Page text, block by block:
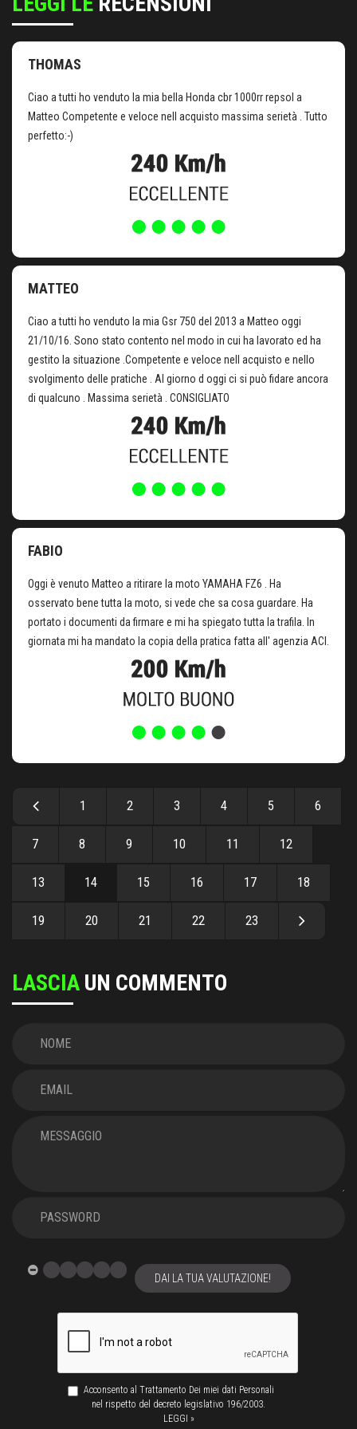
THOMAS
Ciao a tutti ho venduto la mia bella Honda cbr 1000rr repsol a
Matteo Competente e veloce nell acquisto massima serietà . Tutto
perfetto:-)
MATTEO
Ciao a tutti ho venduto la mia Gsr 750 del 2013 a Matteo oggi
21/10/16. Sono stato contento nel modo in cui ha lavorato ed ha
gestito la situazione .Competente e veloce nell acquisto e nello
svolgimento delle pratiche . Al giorno d oggi ci si può fidare ancora
di qualcuno . Massima serietà . CONSIGLIATO
FABIO
Oggi è venuto Matteo a ritirare la moto YAMAHA FZ6 . Ha
osservato bene tutta la moto, si vede che sa cosa guardare. Ha
portato i documenti da firmare e mi ha spiegato tutta la trafila. In
giornata mi ha mandato la copia della pratica fatta all' agenzia ACI.
1 2 3 4 5 6
7 8 9 10 11 12
13 14 15 16 17 18
19 20 21 22 23
LASCIA UN COMMENTO
DAI LA TUA VALUTAZIONE!
Acconsento al Trattamento Dei miei dati Personali
nel rispetto del decreto legislativo 196/2003.
LEGGI »